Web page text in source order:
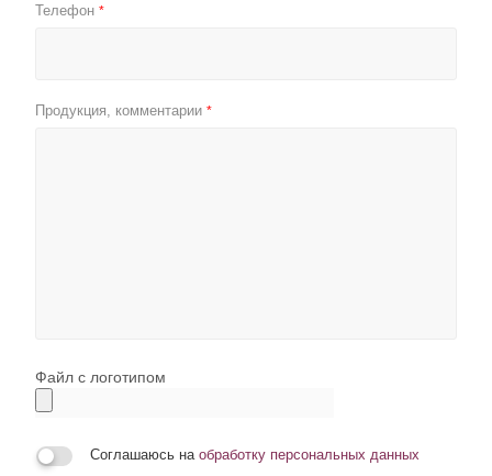
Телефон *
Продукция, комментарии *
Файл с логотипом
Соглашаюсь на обработку персональных данных